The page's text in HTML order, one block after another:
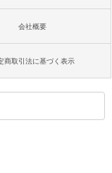
会社概要
商取引法に基づく表示